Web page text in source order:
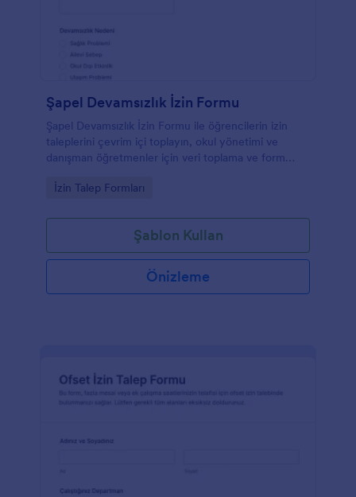
Şapel Devamsızlık İzin Formu
Şapel Devamsızlık İzin Formu ile öğrencilerin izin
taleplerini çevrim içi toplayın, okul yönetimi ve
danışman öğretmenler için veri toplama ve form
Go to Category:
İzin Talep Formları
Şablon Kullan
Önizleme